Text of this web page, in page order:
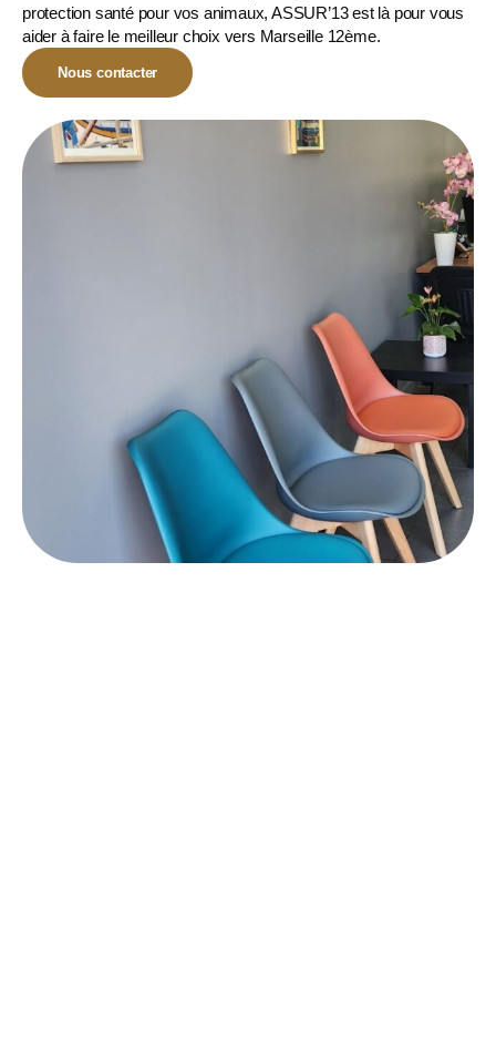
protection santé pour vos animaux, ASSUR’13 est là pour vous
aider à faire le meilleur choix vers Marseille 12ème.
Nous contacter